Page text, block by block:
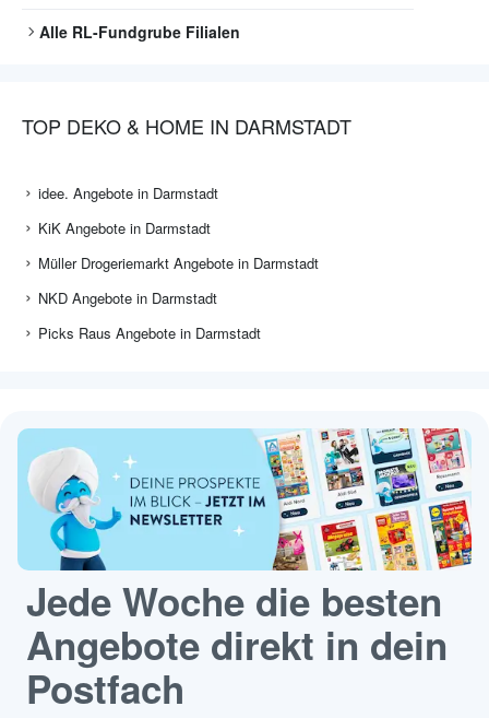
Alle RL-Fundgrube Filialen
TOP DEKO & HOME IN DARMSTADT
idee. Angebote in Darmstadt
KiK Angebote in Darmstadt
Müller Drogeriemarkt Angebote in Darmstadt
NKD Angebote in Darmstadt
Picks Raus Angebote in Darmstadt
Jede Woche die besten
Angebote direkt in dein
Postfach